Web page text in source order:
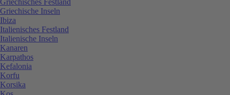
Griechische Inseln
Ibiza
Italienisches Festland
Italienische Inseln
Kanaren
Karpathos
Kefalonia
Korfu
Korsika